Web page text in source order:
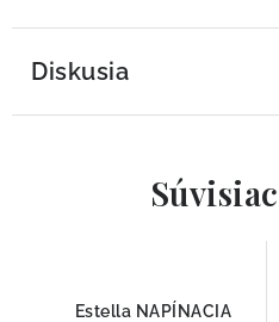
Diskusia
Estella NAPÍNACIA